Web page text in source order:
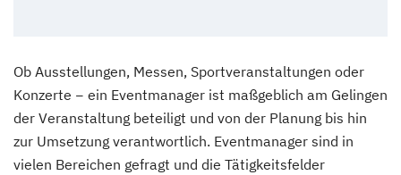
Ob Ausstellungen, Messen, Sportveranstaltungen oder
Konzerte − ein Eventmanager ist maßgeblich am Gelingen
der Veranstaltung beteiligt und von der Planung bis hin
zur Umsetzung verantwortlich. Eventmanager sind in
vielen Bereichen gefragt und die Tätigkeitsfelder